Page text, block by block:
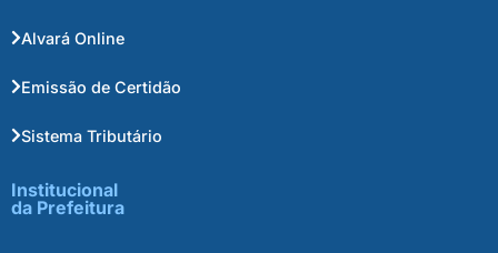
Alvará Online
Emissão de Certidão
Sistema Tributário
Institucional
da Prefeitura